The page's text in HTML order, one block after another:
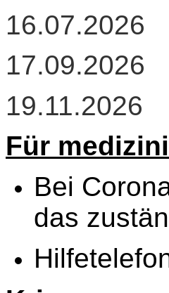
16.07.2026
17.09.2026
19.11.2026
Für
Bei
das